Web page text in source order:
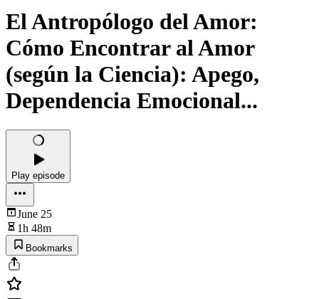
El Antropólogo del Amor:
Cómo Encontrar al Amor
(según la Ciencia): Apego,
Dependencia Emocional...
Play episode
June 25
1h 48m
Bookmarks